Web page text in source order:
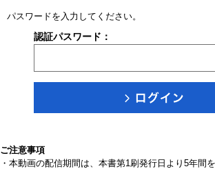
パスワードを入力してください。
認証パスワード：
ご注意事項
・本動画の配信期間は、本書第1刷発行日より5年間